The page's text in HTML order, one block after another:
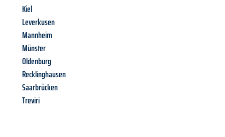
Kiel
Leverkusen
Mannheim
Münster
Oldenburg
Recklinghausen
Saarbrücken
Treviri